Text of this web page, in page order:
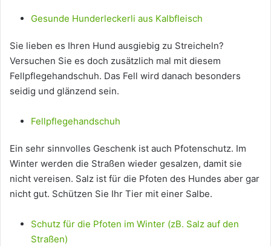
Gesunde Hunderleckerli aus Kalbfleisch
Sie lieben es Ihren Hund ausgiebig zu Streicheln?
Versuchen Sie es doch zusätzlich mal mit diesem
Fellpflegehandschuh. Das Fell wird danach besonders
seidig und glänzend sein.
Fellpflegehandschuh
Ein sehr sinnvolles Geschenk ist auch Pfotenschutz. Im
Winter werden die Straßen wieder gesalzen, damit sie
nicht vereisen. Salz ist für die Pfoten des Hundes aber gar
nicht gut. Schützen Sie Ihr Tier mit einer Salbe.
Schutz für die Pfoten im Winter (zB. Salz auf den
Straßen)